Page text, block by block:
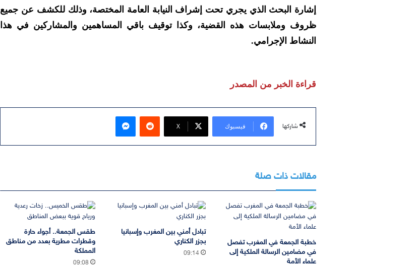
إشارة البحث الذي يجري تحت إشراف النيابة العامة المختصة، وذلك للكشف عن جميع
ظروف وملابسات هذه القضية، وكذا توقيف باقي المساهمين والمشاركين في هذا
النشاط الإجرامي.
قراءة الخبر من المصدر
شاركها فيسبوك ‫X
ماسنجر
مقالات ذات صلة
خطبة الجمعة في المغرب تفصل
في مضامين الرسالة الملكية إلى
علماء الأمة
تبادل أمني بين المغرب وإسبانيا
بجزر الكناري
09:14
طقس الجمعة.. أجواء حارة
وقطرات مطرية بعدد من مناطق
المملكة
09:08